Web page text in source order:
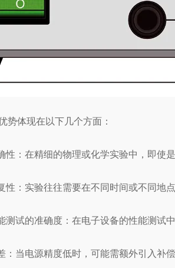
体现在以下几个方面：
在精细的物理或化学实验中，即使是
实验往往需要在不同时间或不同地点
试的准确度：在电子设备的性能测试中
当电源精度低时，可能需额外引入补偿